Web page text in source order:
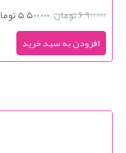
6,900,000 تومان 5,500,000 تومان